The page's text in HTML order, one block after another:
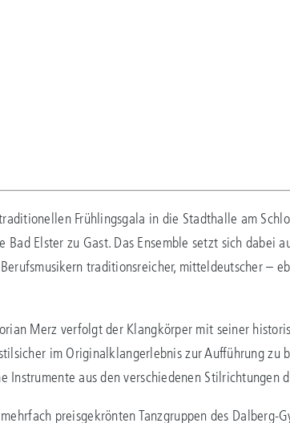
Frühlingsgala in die Stadthalle am
Elster zu Gast. Das Ensemble setzt sich dabei
traditionsreicher, mitteldeutscher –
Merz verfolgt der Klangkörper mit seiner
im Originalklangerlebnis zur Aufführung zu
Instrumente aus den verschiedenen Stilrichtungen
preisgekrönten Tanzgruppen des Dalberg-